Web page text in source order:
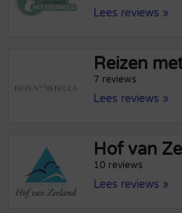
Lees reviews »
Reizen
7 reviews
Lees reviews »
Hof van
10 reviews
Lees reviews »